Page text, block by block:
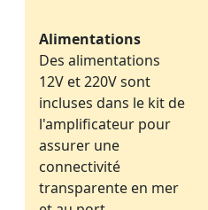
Alimentations
Des alimentations
12V et 220V sont
incluses dans le kit de
l'amplificateur pour
assurer une
connectivité
transparente en mer